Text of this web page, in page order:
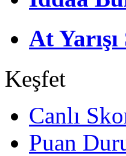
At
Keşfet
Canlı
Puan